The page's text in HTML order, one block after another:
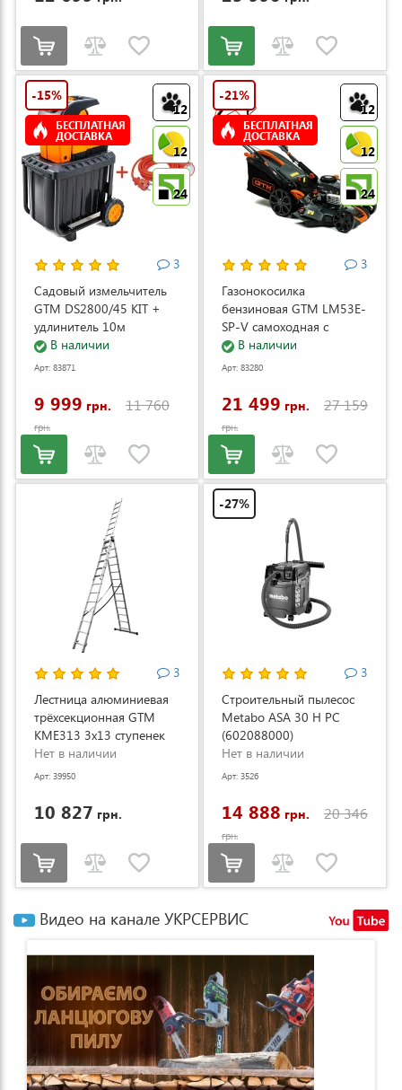
12
12
24
-15%
БЕСПЛАТНАЯ
ДОСТАВКА
3
Садовый измельчитель
GTM DS2800/45 KIT +
удлинитель 10м
(DS2800/45_KIT+ext.cord)
В наличии
Арт: 83871
9 999 грн. 11 760
грн.
12
12
24
-21%
БЕСПЛАТНАЯ
ДОСТАВКА
3
Газонокосилка
бензиновая GTM LM53E-
SP-V самоходная с
электростартером и
регулировкой скорости
В наличии
Арт: 83280
21 499 грн. 27 159
грн.
3
Лестница алюминиевая
трёхсекционная GTM
KME313 3x13 ступенек
3.53-8.93м (KME313)
Нет в наличии
Арт: 39950
10 827 грн.
-27%
3
Строительный пылесос
Metabo ASA 30 H PC
(602088000)
Нет в наличии
Арт: 3526
14 888 грн. 20 346
грн.
Видео на канале УКРСЕРВИС